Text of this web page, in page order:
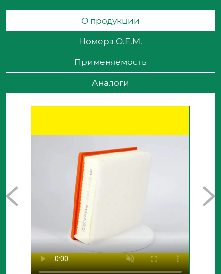
О продукции
Номера O.E.M.
Применяемость
Аналоги